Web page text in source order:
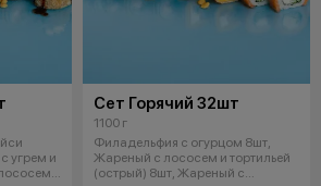
угрем и
Сет Горячий 32шт
1100 г
Филадельфия с огурцом 8шт,
Жареный с лососем и тортильей
(острый) 8шт, Жареный с